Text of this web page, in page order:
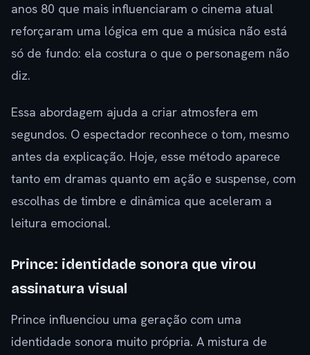
anos 80 que mais influenciaram o cinema atual
reforçaram uma lógica em que a música não está
só de fundo: ela costura o que o personagem não
diz.
Essa abordagem ajuda a criar atmosfera em
segundos. O espectador reconhece o tom, mesmo
antes da explicação. Hoje, esse método aparece
tanto em dramas quanto em ação e suspense, com
escolhas de timbre e dinâmica que aceleram a
leitura emocional.
Prince: identidade sonora que virou
assinatura visual
Prince influenciou uma geração com uma
identidade sonora muito própria. A mistura de